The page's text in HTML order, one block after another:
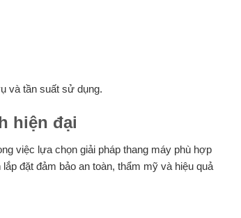
và tần suất sử dụng.
hiện đại
việc lựa chọn giải pháp thang máy phù hợp
đặt đảm bảo an toàn, thẩm mỹ và hiệu quả